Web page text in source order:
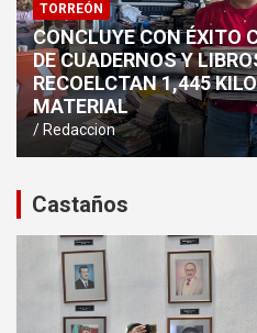
TORREÓN
CONCLUYE CON ÉXITO
DE CUADERNOS Y
RECOELCTAN 1,445
MATERIAL
Redaccion
Castaños